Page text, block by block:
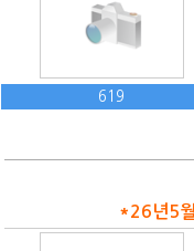
619
*26년5